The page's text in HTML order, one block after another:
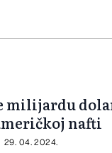
milijardu
nafti
29. 04. 2024.